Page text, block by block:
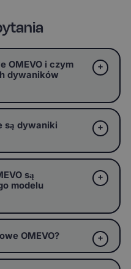
OMEVO i czym
dywaników
są dywaniki
są
modelu
OMEVO?